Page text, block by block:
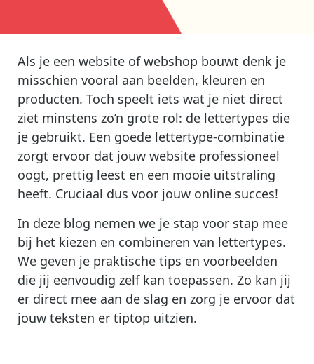
Als je een website of webshop bouwt denk je
misschien vooral aan beelden, kleuren en
producten. Toch speelt iets wat je niet direct
ziet minstens zo’n grote rol: de lettertypes die
je gebruikt. Een goede lettertype-combinatie
zorgt ervoor dat jouw website professioneel
oogt, prettig leest en een mooie uitstraling
heeft. Cruciaal dus voor jouw online succes!
In deze blog nemen we je stap voor stap mee
bij het kiezen en combineren van lettertypes.
We geven je praktische tips en voorbeelden
die jij eenvoudig zelf kan toepassen. Zo kan jij
er direct mee aan de slag en zorg je ervoor dat
jouw teksten er tiptop uitzien.